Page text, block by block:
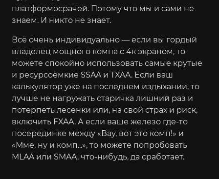
платформосрачей. Потому что мы и сами не
знаем. И никто не знает.
Всё очень индивидуально — если вы гордый
владелец мощного компа с 4к экраном, то
можете спокойно использовать самые крутые
и ресурсоёмкие SSAA и TXAA. Если ваш
калькулятор уже на последнем издыхании, то
лучше не нагружать старичка лишний раз и
потерпеть лесенки или, на свой страх и риск,
включить FXAA. А если ваше железо где-то
посерединке между «Вау, вот это комп!» и
«Мме, ну и комп...», то можете попробовать
MLAA или SMAA, что-нибудь, да сработает.